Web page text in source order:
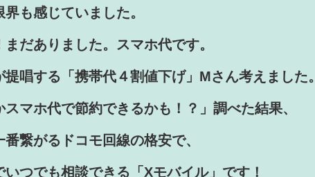
も感じていました。
まだありました。スマホ代です。
提唱する「携帯代４割値下げ」Mさん考えました。
スマホ代で節約できるかも！ ？」調べた結果、
番繋がるドコモ回線の格安で、
いつでも相談できる「Xモバイル」です！